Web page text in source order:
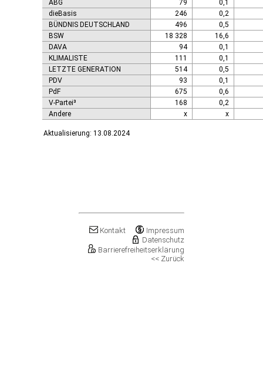
ABG
79
0,1
dieBasis
246
0,2
BÜNDNIS DEUTSCHLAND
496
0,5
BSW
18 328
16,6
DAVA
94
0,1
KLIMALISTE
111
0,1
LETZTE GENERATION
514
0,5
PDV
93
0,1
PdF
675
0,6
V-Partei³
168
0,2
Andere
x x
Aktualisierung: 13.08.2024
Impressum
Kontakt
Datenschutz
Barrierefreiheitserklärung
<< Zurück